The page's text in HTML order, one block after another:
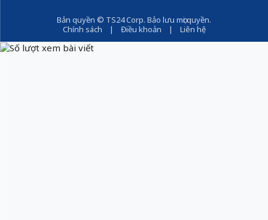
Bản quyền © TS24 Corp. Bảo lưu mọi quyền.
Chính sách | Điều khoản | Liên hệ